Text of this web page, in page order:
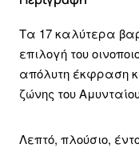
Τα 17 καλύτερα
επιλογή του
απόλυτη έκφραση
ζώνης του
Λεπτό, πλούσιο,